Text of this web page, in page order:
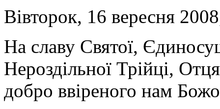
Вівторок, 16 вересня
На славу Святої,
Нероздільної Трійці,
добро ввіреного нам